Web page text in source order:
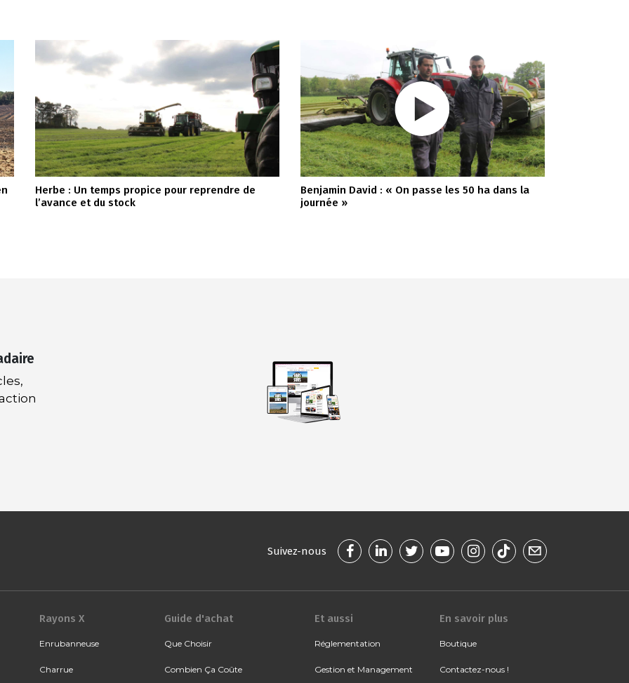
Herbe : Un temps propice pour reprendre de
l’avance et du stock
Benjamin David : « On passe les 50 ha dans la
journée »
Suivez-nous
Rayons X
Enrubanneuse
Charrue
Guide d'achat
Que Choisir
Combien Ça Coûte
Et aussi
Réglementation
Gestion et Management
En savoir plus
Boutique
Contactez-nous !